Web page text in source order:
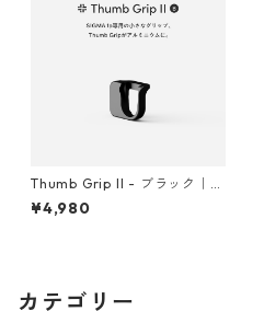
Thumb Grip II - ブラック｜fo
r SIGMA fp
¥4,980
カテゴリー